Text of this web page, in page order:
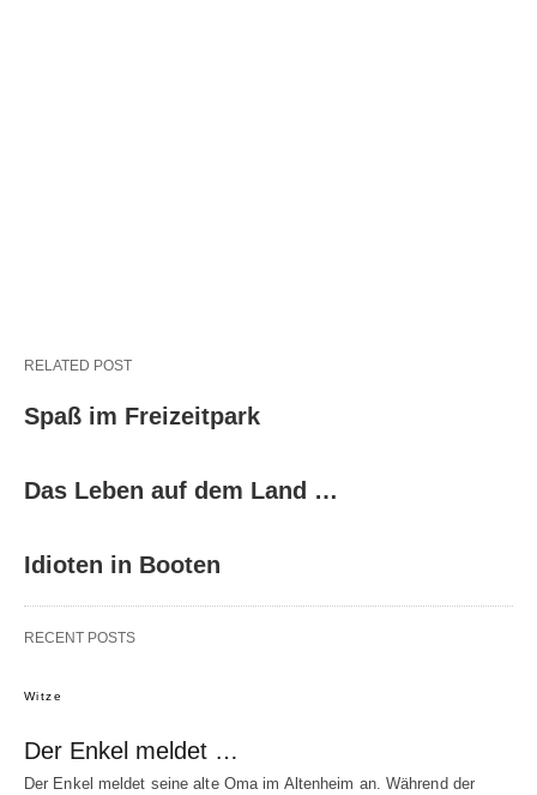
RELATED POST
Spaß im Freizeitpark
Das Leben auf dem Land …
Idioten in Booten
RECENT POSTS
Witze
Der Enkel meldet …
Der Enkel meldet seine alte Oma im Altenheim an. Während der